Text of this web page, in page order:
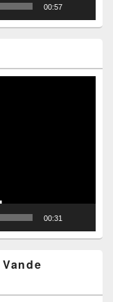
00:57
00:31